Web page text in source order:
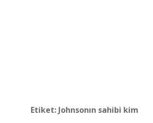
Etiket: Johnsonın sahibi kim